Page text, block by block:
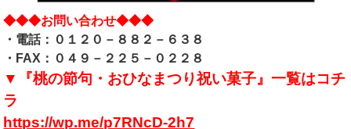
◆◆◆お問い合わせ◆◆◆
・電話：０１２０－８８２－６３８
・FAX：０４９－２２５－０２２８
▼『桃の節句・おひなまつり祝い菓子』一覧はコチ
ラ
https://wp.me/p7RNcD-2h7